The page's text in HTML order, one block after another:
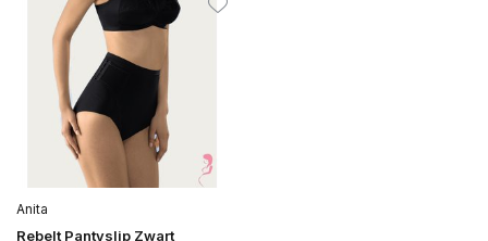
Anita
Rebelt Pantyslip Zwart